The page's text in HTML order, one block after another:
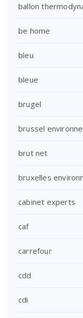
ballon
be home
bleu
bleue
brugel
brussel
brut net
bruxelles
cabinet experts
caf
carrefour
cdd
cdi